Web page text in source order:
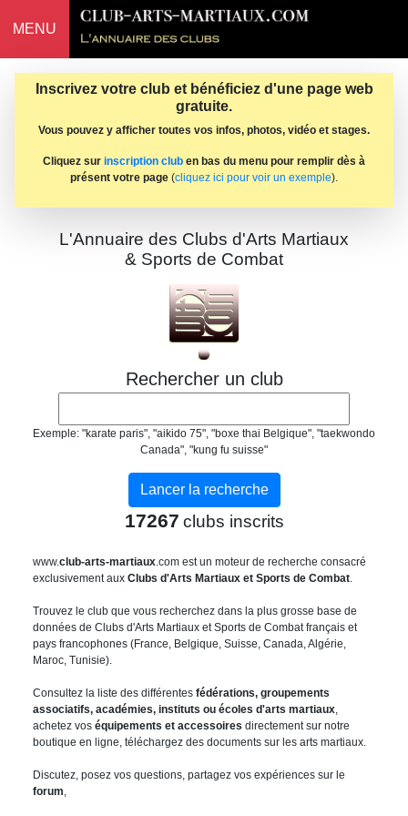
MENU
Inscrivez votre club et bénéficiez d'une page web
gratuite.
Vous pouvez y afficher toutes vos infos, photos, vidéo et stages.
Cliquez sur inscription club en bas du menu pour remplir dès à
présent votre page (cliquez ici pour voir un exemple).
L'Annuaire des Clubs d'Arts Martiaux
& Sports de Combat
Rechercher un club
Exemple: "karate paris", "aikido 75", "boxe thai Belgique", "taekwondo
Canada", "kung fu suisse"
17267 clubs inscrits
www.club-arts-martiaux.com est un moteur de recherche consacré
exclusivement aux Clubs d'Arts Martiaux et Sports de Combat.
Trouvez le club que vous recherchez dans la plus grosse base de
données de Clubs d'Arts Martiaux et Sports de Combat français et
pays francophones (France, Belgique, Suisse, Canada, Algérie,
Maroc, Tunisie).
Consultez la liste des différentes fédérations, groupements
associatifs, académies, instituts ou écoles d'arts martiaux,
achetez vos équipements et accessoires directement sur notre
boutique en ligne, téléchargez des documents sur les arts martiaux.
Discutez, posez vos questions, partagez vos expériences sur le
forum,